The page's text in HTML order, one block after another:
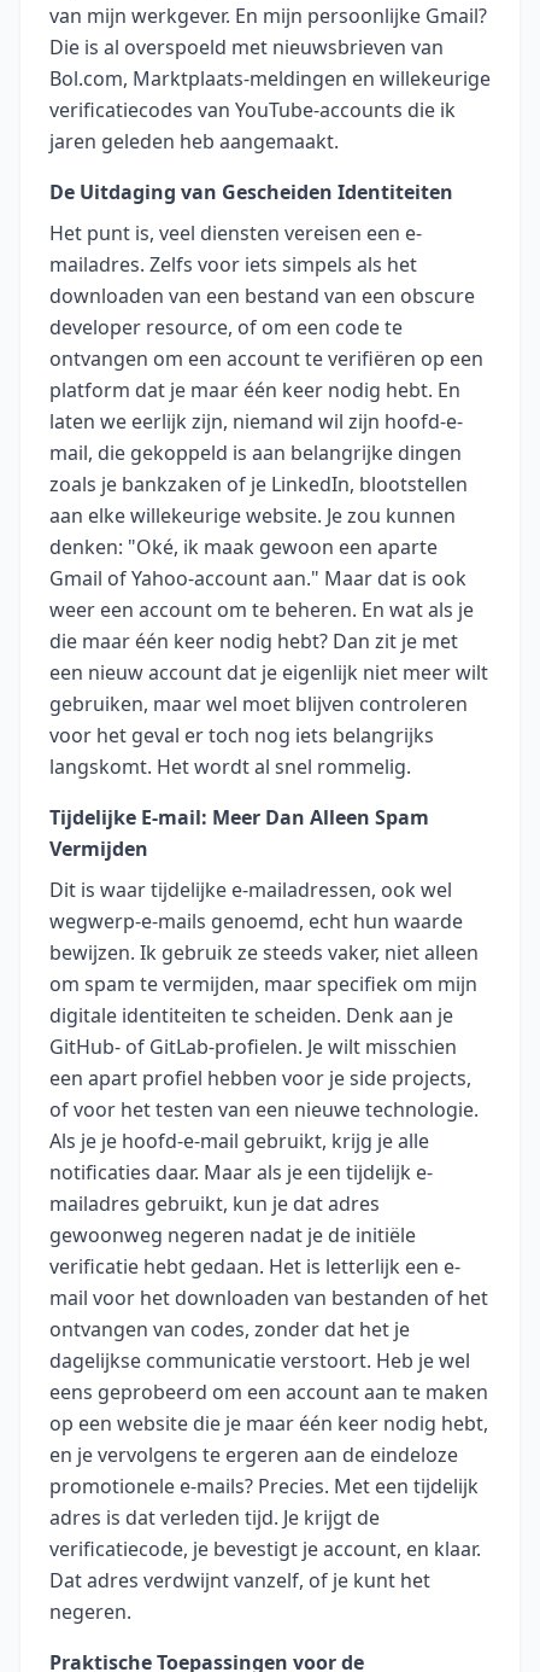
van mijn werkgever. En mijn persoonlijke Gmail?
Die is al overspoeld met nieuwsbrieven van
Bol.com, Marktplaats-meldingen en willekeurige
verificatiecodes van YouTube-accounts die ik
jaren geleden heb aangemaakt.
De Uitdaging van Gescheiden Identiteiten
Het punt is, veel diensten vereisen een e-
mailadres. Zelfs voor iets simpels als het
downloaden van een bestand van een obscure
developer resource, of om een code te
ontvangen om een account te verifiëren op een
platform dat je maar één keer nodig hebt. En
laten we eerlijk zijn, niemand wil zijn hoofd-e-
mail, die gekoppeld is aan belangrijke dingen
zoals je bankzaken of je LinkedIn, blootstellen
aan elke willekeurige website. Je zou kunnen
denken: "Oké, ik maak gewoon een aparte
Gmail of Yahoo-account aan." Maar dat is ook
weer een account om te beheren. En wat als je
die maar één keer nodig hebt? Dan zit je met
een nieuw account dat je eigenlijk niet meer wilt
gebruiken, maar wel moet blijven controleren
voor het geval er toch nog iets belangrijks
langskomt. Het wordt al snel rommelig.
Tijdelijke E-mail: Meer Dan Alleen Spam
Vermijden
Dit is waar tijdelijke e-mailadressen, ook wel
wegwerp-e-mails genoemd, echt hun waarde
bewijzen. Ik gebruik ze steeds vaker, niet alleen
om spam te vermijden, maar specifiek om mijn
digitale identiteiten te scheiden. Denk aan je
GitHub- of GitLab-profielen. Je wilt misschien
een apart profiel hebben voor je side projects,
of voor het testen van een nieuwe technologie.
Als je je hoofd-e-mail gebruikt, krijg je alle
notificaties daar. Maar als je een tijdelijk e-
mailadres gebruikt, kun je dat adres
gewoonweg negeren nadat je de initiële
verificatie hebt gedaan. Het is letterlijk een e-
mail voor het downloaden van bestanden of het
ontvangen van codes, zonder dat het je
dagelijkse communicatie verstoort. Heb je wel
eens geprobeerd om een account aan te maken
op een website die je maar één keer nodig hebt,
en je vervolgens te ergeren aan de eindeloze
promotionele e-mails? Precies. Met een tijdelijk
adres is dat verleden tijd. Je krijgt de
verificatiecode, je bevestigt je account, en klaar.
Dat adres verdwijnt vanzelf, of je kunt het
negeren.
Praktische Toepassingen voor de